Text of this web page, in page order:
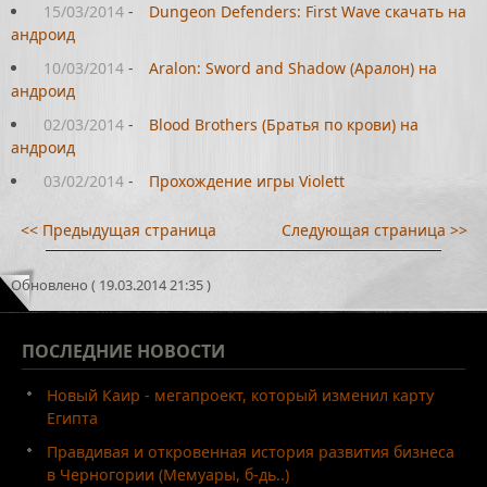
15/03/2014 -
Dungeon Defenders: First Wave скачать на
андроид
10/03/2014 -
Aralon: Sword and Shadow (Аралон) на
андроид
02/03/2014 -
Blood Brothers (Братья по крови) на
андроид
03/02/2014 - Прохождение игры Violett
<< Предыдущая страница Следующая страница >>
Обновлено ( 19.03.2014 21:35 )
ПОСЛЕДНИЕ НОВОСТИ
Новый Каир - мегапроект, который изменил карту
Египта
Правдивая и откровенная история развития бизнеса
в Черногории (Мемуары, б-дь..)